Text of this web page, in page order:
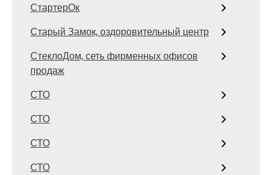
СтартерОк
Старый Замок, оздоровительный центр
СтеклоДом, сеть фирменных офисов
продаж
СТО
СТО
СТО
СТО